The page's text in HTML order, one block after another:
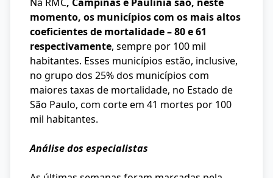
momento, os municípios com os mais altos
coeficientes de mortalidade – 80 e 61
respectivamente, sempre por 100 mil
habitantes. Esses municípios estão, inclusive,
no grupo dos 25% dos municípios com
maiores taxas de mortalidade, no Estado de
São Paulo, com corte em 41 mortes por 100
mil habitantes.
Análise dos especialistas